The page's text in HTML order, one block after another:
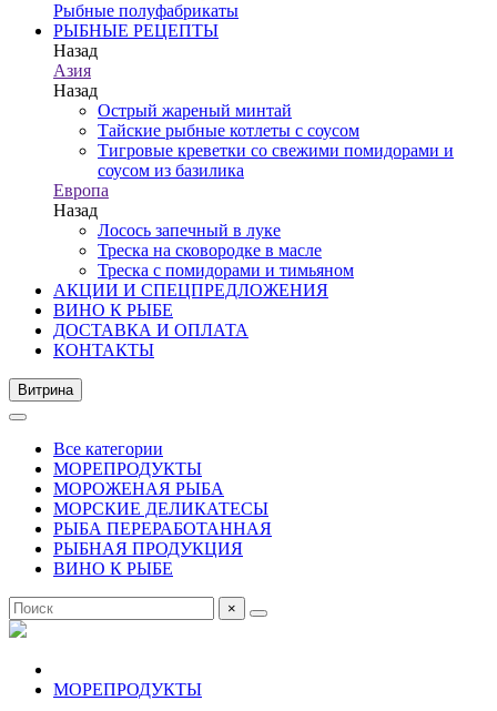
Рыбные полуфабрикаты
РЫБНЫЕ РЕЦЕПТЫ
Назад
Азия
Назад
Острый жареный минтай
Тайские рыбные котлеты с соусом
Тигровые креветки со свежими помидорами и
соусом из базилика
Европа
Назад
Лосось запечный в луке
Треска на сковородке в масле
Треска с помидорами и тимьяном
АКЦИИ И СПЕЦПРЕДЛОЖЕНИЯ
ВИНО К РЫБЕ
ДОСТАВКА И ОПЛАТА
КОНТАКТЫ
Витрина
Все категории
МОРЕПРОДУКТЫ
МОРОЖЕНАЯ РЫБА
МОРСКИЕ ДЕЛИКАТЕСЫ
РЫБА ПЕРЕРАБОТАННАЯ
РЫБНАЯ ПРОДУКЦИЯ
ВИНО К РЫБЕ
×
МОРЕПРОДУКТЫ